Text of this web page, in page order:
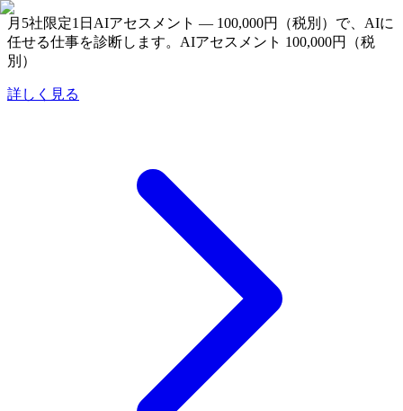
月5社限定1日AIアセスメント — 100,000円（税別）で、AIに
任せる仕事を診断します。 AIアセスメント 100,000円（税
別）
詳しく見る